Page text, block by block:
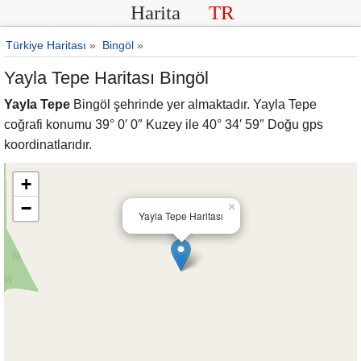
Harita TR
Türkiye Haritası » Bingöl »
Yayla Tepe Haritası Bingöl
Yayla Tepe Bingöl şehrinde yer almaktadır. Yayla Tepe
coğrafi konumu 39° 0′ 0″ Kuzey ile 40° 34′ 59″ Doğu gps
koordinatlarıdır.
Yayla Tepe Haritası
×
+
−